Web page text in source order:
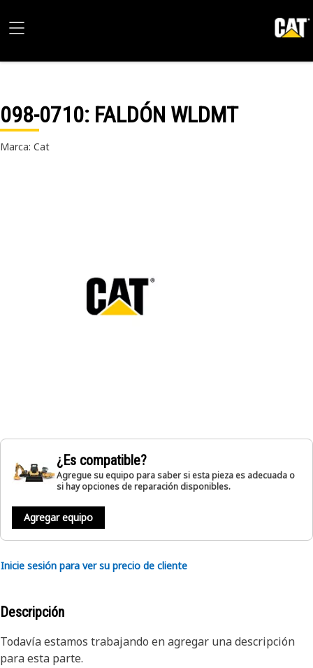
098-0710: FALDÓN WLDMT
Marca: Cat
¿Es compatible?
Agregue su equipo para saber si esta pieza es adecuada o
si hay opciones de reparación disponibles.
Agregar equipo
Inicie sesión para ver su precio de cliente
Descripción
Todavía estamos trabajando en agregar una descripción
para esta parte.